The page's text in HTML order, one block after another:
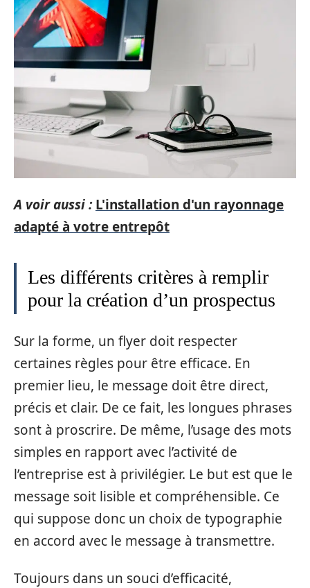
A voir aussi : L'installation d'un rayonnage
adapté à votre entrepôt
Les différents critères à remplir
pour la création d’un prospectus
Sur la forme, un flyer doit respecter
certaines règles pour être efficace. En
premier lieu, le message doit être direct,
précis et clair. De ce fait, les longues phrases
sont à proscrire. De même, l’usage des mots
simples en rapport avec l’activité de
l’entreprise est à privilégier. Le but est que le
message soit lisible et compréhensible. Ce
qui suppose donc un choix de typographie
en accord avec le message à transmettre.
Toujours dans un souci d’efficacité,